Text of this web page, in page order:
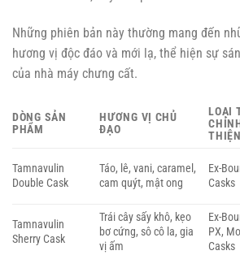
Những phiên bản này thường mang đến
hương vị độc đáo và mới lạ, thể hiện sự
của nhà máy chưng cất.
DÒNG SẢN
PHẨM
HƯƠNG VỊ CHỦ
ĐẠO
LOẠI
THIỆN
Tamnavulin
Double Cask
Táo, lê, vani, caramel,
cam quýt, mật ong
Ex-
Casks
Tamnavulin
Sherry Cask
Trái cây sấy khô, kẹo
bơ cứng, sô cô la, gia
vị ấm
Ex-
PX,
Casks